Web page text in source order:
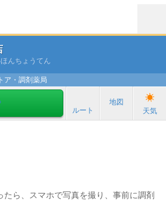
んちょうてん
ア・調剤薬局
ルート
地図
天気
たら、スマホで写真を撮り、事前に調剤